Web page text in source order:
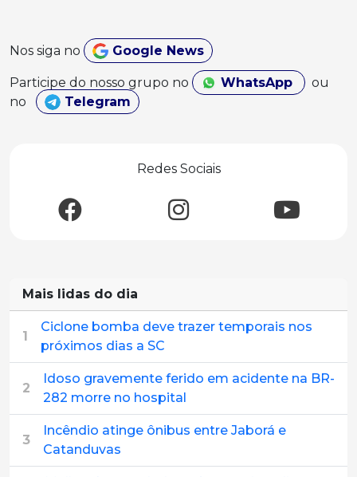
Nos siga no Google News
Participe do nosso grupo no WhatsApp
ou
no
Telegram
Redes Sociais
Mais lidas do dia
1
Ciclone bomba deve trazer temporais nos
próximos dias a SC
2
Idoso gravemente ferido em acidente na BR-
282 morre no hospital
3
Incêndio atinge ônibus entre Jaborá e
Catanduvas